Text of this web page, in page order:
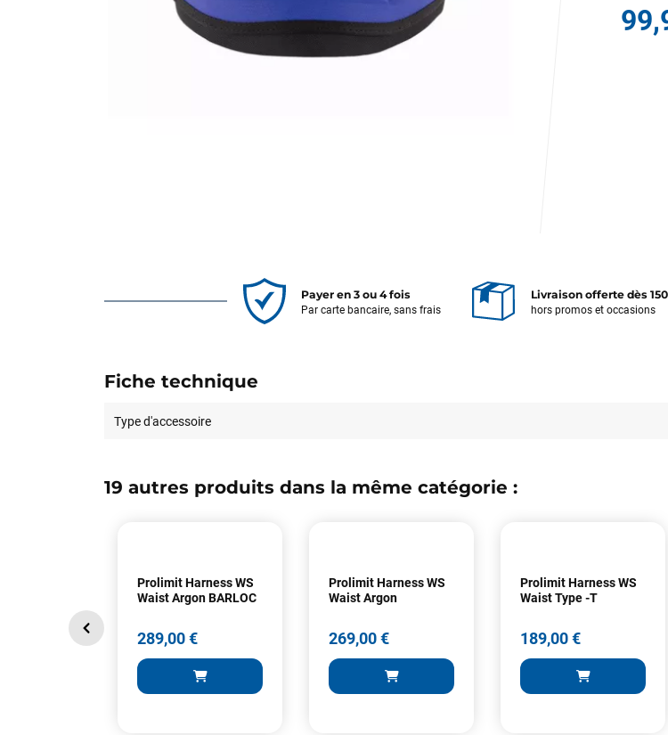
Payer en 3 ou 4 fois
Par carte bancaire, sans frais
Livraison offerte dès
hors promos et occasions
Fiche technique
Type d'accessoire
19 autres produits dans la même catégorie :
Prolimit Harness WS
Waist Argon BARLOC
289,00 €
Prolimit Harness WS
Waist Argon
269,00 €
Prolimit Harness WS
Waist Type -T
189,00 €
Découvrez
commentaires
il y a
Des conseils (par téléphone), du matos